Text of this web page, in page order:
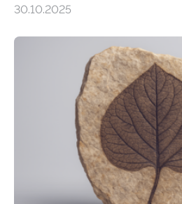
erfüllen können, müssen
der Ruhr-Universität Bochum
und Dr. Ismaila Francis Yusuf
unbekannten
peroxisomalen
Saccharomyces cerevisiae
Funktionsfähigkeit der
Studie wurde am 28. Oktober
Fachzeitschrift…
30.10.2025